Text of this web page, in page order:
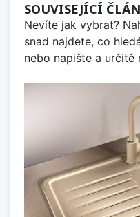
SOUVISEJÍCÍ
Nevíte jak vybrat?
snad najdete, co
nebo napište a určitě